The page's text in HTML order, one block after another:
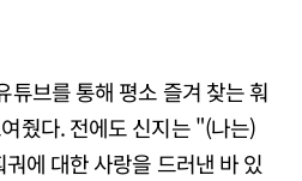
튜브를 통해 평소 즐겨 찾는 훠
줬다. 전에도 신지는 "(나는)
에 대한 사랑을 드러낸 바 있